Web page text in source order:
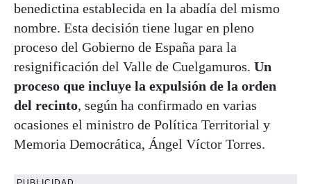
benedictina establecida en la abadía del mismo
nombre. Esta decisión tiene lugar en pleno
proceso del Gobierno de España para la
resignificación del Valle de Cuelgamuros. Un
proceso que incluye la expulsión de la orden
del recinto, según ha confirmado en varias
ocasiones el ministro de Política Territorial y
Memoria Democrática, Ángel Víctor Torres.